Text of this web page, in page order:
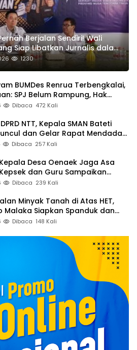
Berjalan Sendiri! Wali
Siap Libatkan Jurnalis dalam
Pemkot
1230
SPJ Belum Rampung, Hak
Januari Belum Dibayar
Dibaca 472 Kali
NTT, Kepala SMAN Bateti
dan Gelar Rapat Mendadak,
Hak 15 Persen yang Belum
Dibaca 257 Kali
Desa Oenaek Jaga Asa
dan Guru Sampaikan
Dibaca 239 Kali
Minyak Tanah di Atas HET,
Malaka Siapkan Spanduk dan
Dibaca 148 Kali